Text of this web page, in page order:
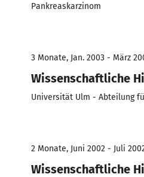
Pankreaskarzinom
3 Monate, Jan. 2003 - März
Wissenschaftliche
Universität Ulm - Abteilung
2 Monate, Juni 2002 - Juli
Wissenschaftliche